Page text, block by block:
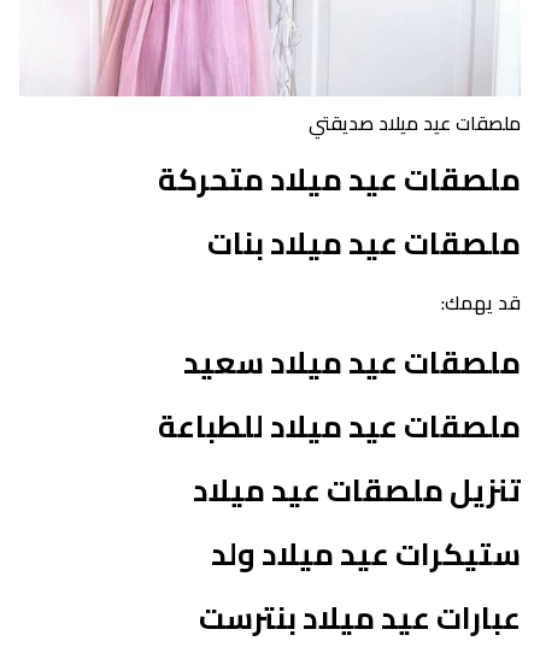
ملصقات عيد ميلاد صديقتي
ملصقات عيد ميلاد متحركة
ملصقات عيد ميلاد بنات
قد يهمك:
ملصقات عيد ميلاد سعيد
ملصقات عيد ميلاد للطباعة
تنزيل ملصقات عيد ميلاد
ستيكرات عيد ميلاد ولد
عبارات عيد ميلاد بنترست